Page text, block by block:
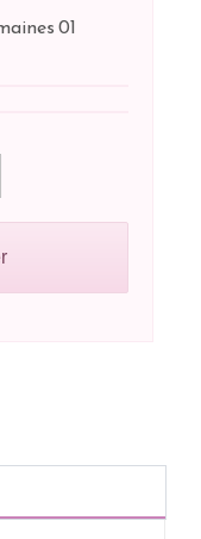
01